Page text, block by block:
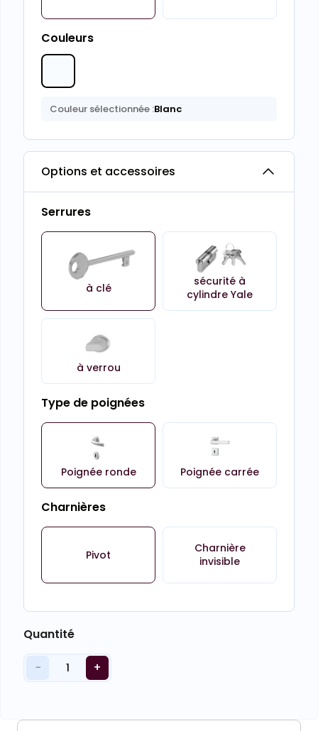
Couleurs
Couleur sélectionnée :Blanc
Options et accessoires
Serrures
à clé
sécurité à
cylindre Yale
à verrou
Type de poignées
Poignée ronde Poignée carrée
Charnières
Pivot
Charnière
invisible
Quantité
− 1 +